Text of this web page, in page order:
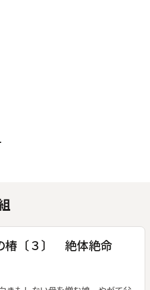
〔３〕 絶体絶命